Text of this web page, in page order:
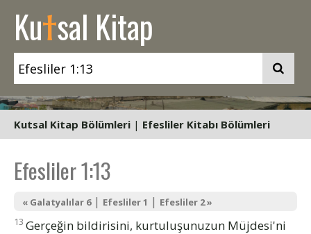
Kutsal Kitap
Kutsal Kitap Bölümleri | Efesliler Kitabı Bölümleri
Efesliler 1:13
« Galatyalılar 6| Efesliler 1 | Efesliler 2 »
13 Gerçeğin bildirisini, kurtuluşunuzun Müjdesi'ni